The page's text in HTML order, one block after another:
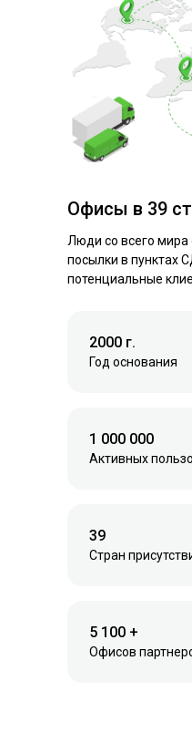
Офисы в 39
Люди со всего
посылки в пунктах
потенциальные
2000 г.
Год основания
1 000 000
Активных
39
Стран
5 100 +
Офисов